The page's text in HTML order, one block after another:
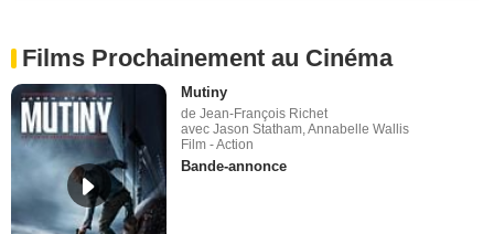
Films Prochainement au Cinéma
Mutiny
de Jean-François Richet
avec Jason Statham, Annabelle Wallis
Film - Action
Bande-annonce